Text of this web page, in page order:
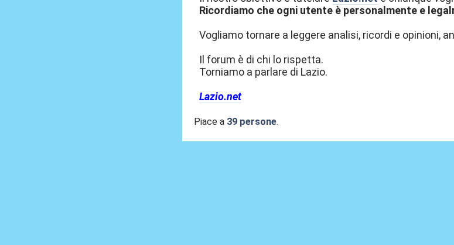
Ricordiamo che ogni utente è personalmente e
Vogliamo tornare a leggere analisi, ricordi e opinioni,
Il forum è di chi lo rispetta.
Torniamo a parlare di Lazio.
Lazio.net
Piace a 39 persone.